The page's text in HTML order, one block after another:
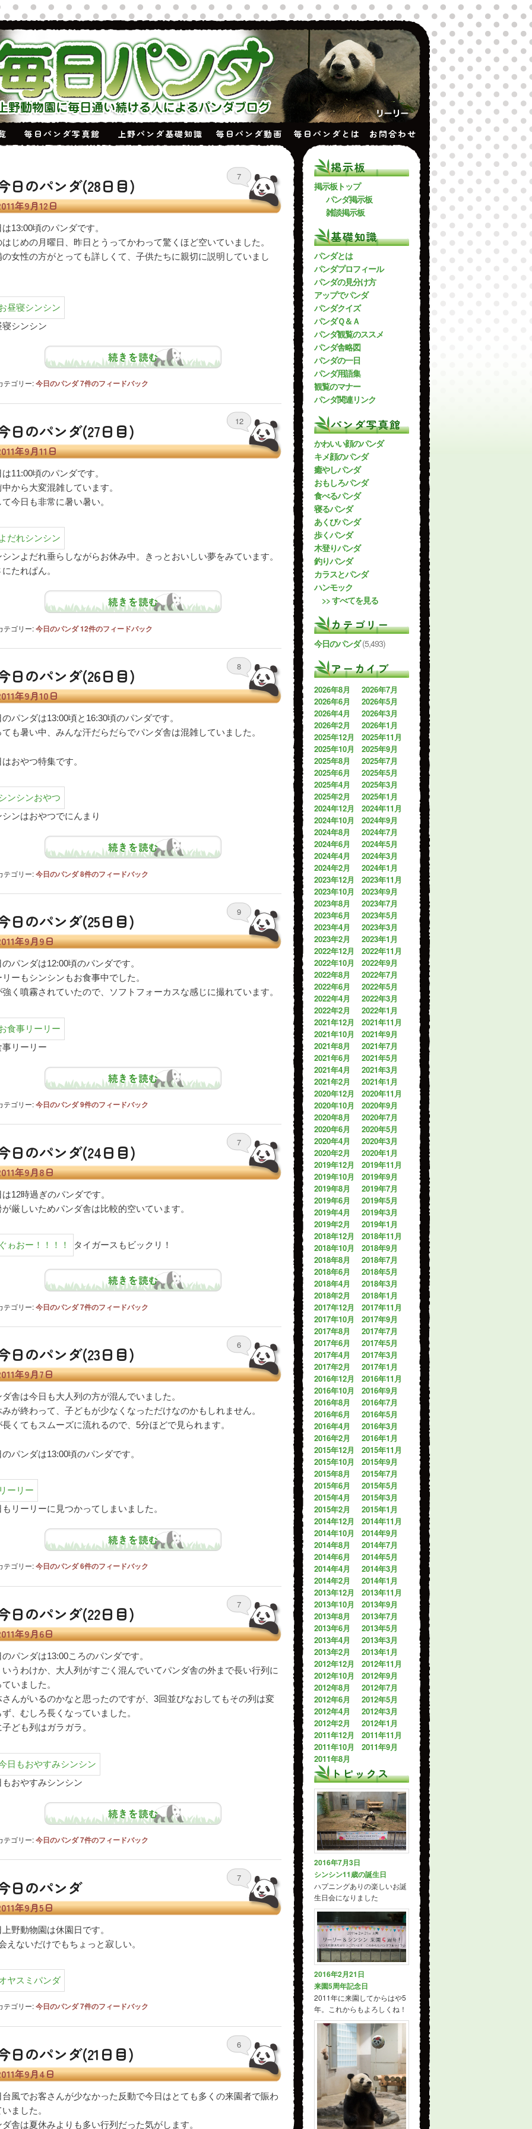
毎日パンダ写真館 上野パンダ基礎知識 毎日パンダ動画 毎日パンダとは お問合わせ
日のパンダ(28日目)
年9月12日
7
13:00頃のパンダです。
はじめの月曜日、昨日とうってかわって驚くほど空いていました。
の女性の方がとっても詳しくて、子供たちに親切に説明していまし
寝シンシン
続きを読む
テゴリー:今日のパンダ7件のフィードバック
日のパンダ(27日目)
年9月11日
12
11:00頃のパンダです。
から大変混雑しています。
今日も非常に暑い暑い。
シンよだれ垂らしながらお休み中。きっとおいしい夢をみています。
たれぱん。
続きを読む
テゴリー:今日のパンダ12件のフィードバック
日のパンダ(26日目)
年9月10日
8
パンダは13:00頃と16:30頃のパンダです。
ても暑い中、みんな汗だらだらでパンダ舎は混雑していました。
おやつ特集です。
シンはおやつでにんまり
続きを読む
テゴリー:今日のパンダ8件のフィードバック
日のパンダ(25日目)
年9月9日
9
パンダは12:00頃のパンダです。
ーもシンシンもお食事中でした。
強く噴霧されていたので、ソフトフォーカスな感じに撮れています。
事リーリー
続きを読む
テゴリー:今日のパンダ9件のフィードバック
日のパンダ(24日目)
年9月8日
7
12時過ぎのパンダです。
が厳しいためパンダ舎は比較的空いています。
タイガースもビックリ！
続きを読む
テゴリー:今日のパンダ7件のフィードバック
日のパンダ(23日目)
年9月7日
6
ダ舎は今日も大人列の方が混んでいました。
みが終わって、子どもが少なくなっただけなのかもしれません。
長くてもスムーズに流れるので、5分ほどで見られます。
パンダは13:00頃のパンダです。
もリーリーに見つかってしまいました。
続きを読む
テゴリー:今日のパンダ6件のフィードバック
日のパンダ(22日目)
年9月6日
7
パンダは13:00ころのパンダです。
いうわけか、大人列がすごく混んでいてパンダ舎の外まで長い行列に
いました。
さんがいるのかなと思ったのですが、3回並びなおしてもその列は変
、むしろ長くなっていました。
ども列はガラガラ。
もおやすみシンシン
続きを読む
テゴリー:今日のパンダ7件のフィードバック
日のパンダ
年9月5日
7
野動物園は休園日です。
えないだけでもちょっと寂しい。
テゴリー:今日のパンダ7件のフィードバック
日のパンダ(21日目)
年9月4日
6
台風でお客さんが少なかった反動で今日はとても多くの来園者で賑わ
ました。
ダ舎は夏休みよりも多い行列だった気がします。
掲示板
掲示板トップ
パンダ掲示板
雑談掲示板
基礎知識
パンダとは
パンダプロフィール
パンダの見分け方
アップでパンダ
パンダクイズ
パンダＱ＆Ａ
パンダ観覧のススメ
パンダ舎略図
パンダの一日
パンダ用語集
観覧のマナー
パンダ関連リンク
パンダ写真館
かわいい顔のパンダ
キメ顔のパンダ
癒やしパンダ
おもしろパンダ
食べるパンダ
寝るパンダ
あくびパンダ
歩くパンダ
木登りパンダ
釣りパンダ
カラスとパンダ
ハンモック
>> すべてを見る
カテゴリー
今日のパンダ(5,493)
アーカイブ
2026年8月
2026年7月
2026年6月
2026年5月
2026年4月
2026年3月
2026年2月
2026年1月
2025年12月
2025年11月
2025年10月
2025年9月
2025年8月
2025年7月
2025年6月
2025年5月
2025年4月
2025年3月
2025年2月
2025年1月
2024年12月
2024年11月
2024年10月
2024年9月
2024年8月
2024年7月
2024年6月
2024年5月
2024年4月
2024年3月
2024年2月
2024年1月
2023年12月
2023年11月
2023年10月
2023年9月
2023年8月
2023年7月
2023年6月
2023年5月
2023年4月
2023年3月
2023年2月
2023年1月
2022年12月
2022年11月
2022年10月
2022年9月
2022年8月
2022年7月
2022年6月
2022年5月
2022年4月
2022年3月
2022年2月
2022年1月
2021年12月
2021年11月
2021年10月
2021年9月
2021年8月
2021年7月
2021年6月
2021年5月
2021年4月
2021年3月
2021年2月
2021年1月
2020年12月
2020年11月
2020年10月
2020年9月
2020年8月
2020年7月
2020年6月
2020年5月
2020年4月
2020年3月
2020年2月
2020年1月
2019年12月
2019年11月
2019年10月
2019年9月
2019年8月
2019年7月
2019年6月
2019年5月
2019年4月
2019年3月
2019年2月
2019年1月
2018年12月
2018年11月
2018年10月
2018年9月
2018年8月
2018年7月
2018年6月
2018年5月
2018年4月
2018年3月
2018年2月
2018年1月
2017年12月
2017年11月
2017年10月
2017年9月
2017年8月
2017年7月
2017年6月
2017年5月
2017年4月
2017年3月
2017年2月
2017年1月
2016年12月
2016年11月
2016年10月
2016年9月
2016年8月
2016年7月
2016年6月
2016年5月
2016年4月
2016年3月
2016年2月
2016年1月
2015年12月
2015年11月
2015年10月
2015年9月
2015年8月
2015年7月
2015年6月
2015年5月
2015年4月
2015年3月
2015年2月
2015年1月
2014年12月
2014年11月
2014年10月
2014年9月
2014年8月
2014年7月
2014年6月
2014年5月
2014年4月
2014年3月
2014年2月
2014年1月
2013年12月
2013年11月
2013年10月
2013年9月
2013年8月
2013年7月
2013年6月
2013年5月
2013年4月
2013年3月
2013年2月
2013年1月
2012年12月
2012年11月
2012年10月
2012年9月
2012年8月
2012年7月
2012年6月
2012年5月
2012年4月
2012年3月
2012年2月
2012年1月
2011年12月
2011年11月
2011年10月
2011年9月
2011年8月
トピックス
2016年7月3日
シンシン11歳の誕生日
ハプニングありの楽しいお誕
生日会になりました
2016年2月21日
来園5周年記念日
2011年に来園してからはや5
年。これからもよろしくね！